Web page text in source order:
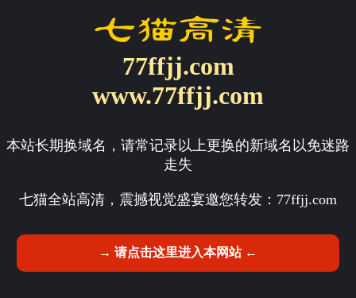
77ffjj.com
www.77ffjj.com
本站长期换域名，请常记录以上更换的新域名以免迷路
走失
七猫全站高清，震撼视觉盛宴邀您转发： 77ffjj.com
→ 请点击这里进入本网站 ←